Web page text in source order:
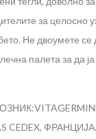
за целосно
Не двоумете се
палета за да
CEDEX,